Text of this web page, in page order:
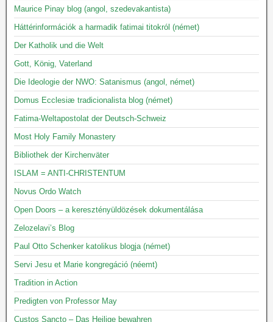
Maurice Pinay blog (angol, szedevakantista)
Háttérinformációk a harmadik fatimai titokról (német)
Der Katholik und die Welt
Gott, König, Vaterland
Die Ideologie der NWO: Satanismus (angol, német)
Domus Ecclesiæ tradicionalista blog (német)
Fatima-Weltapostolat der Deutsch-Schweiz
Most Holy Family Monastery
Bibliothek der Kirchenväter
ISLAM = ANTI-CHRISTENTUM
Novus Ordo Watch
Open Doors – a keresztényüldözések dokumentálása
Zelozelavi’s Blog
Paul Otto Schenker katolikus blogja (német)
Servi Jesu et Marie kongregáció (néemt)
Tradition in Action
Predigten von Professor May
Custos Sancto – Das Heilige bewahren